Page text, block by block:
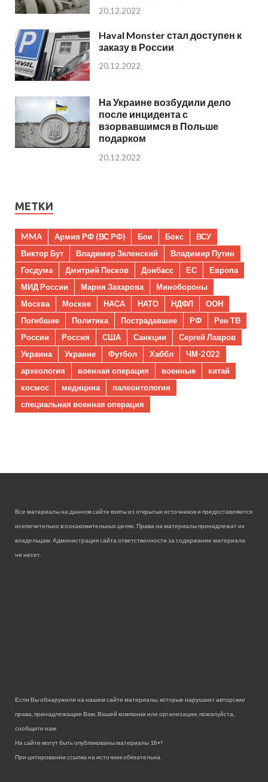
20.12.2022
Haval Monster стал доступен к
заказу в России
20.12.2022
На Украине возбудили дело
после инцидента с
взорвавшимся в Польше
подарком
20.12.2022
МЕТКИ
MMA Армия РФ (ВС РФ) Бои Бокс
ВСУ
Виктор Бут
Владимир Зеленский
Владимир Путин
Госдума
Дмитрий Песков Донбасс ЕС
Европа
МИД России
Мария Захарова
Минобороны
Москва
Москве НАСА НАТО НДФЛ
ООН
Погибшие
Политика Пострадавшие РФ
Рен ТВ
России
Россия США Санкции
Сергей Лавров
Украина
Украине Футбол Хаббл
ЧМ-2022
археология
военная операция военные
китай
космос
медицина
палеонтология
специальная военная операция
Все материалы на данном сайте взяты из открытых источников и предоставляются
исключительно в ознакомительных целях. Права на материалы принадлежат их
владельцам. Администрация сайта ответственности за содержание материала
не несет.
Если Вы обнаружили на нашем сайте материалы, которые нарушают авторские
права, принадлежащие Вам, Вашей компании или организации, пожалуйста,
сообщите нам.
На сайте могут быть опубликованы материалы 18+!
При цитировании ссылка на источник обязательна.